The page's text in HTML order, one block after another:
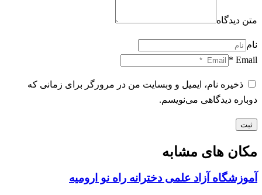
متن دیدگاه
نام
Email *
ذخیره نام، ایمیل و وبسایت من در مرورگر برای زمانی که
دوباره دیدگاهی می‌نویسم.
ثبت
مکان های مشابه
آموزشگاه آزاد علمی دخترانه راه نو ارومیه